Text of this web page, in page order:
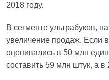
2018 году.
В сегменте ультрабуков,
увеличение продаж. Если
оценивались в 50 млн
составить 59 млн штук, а